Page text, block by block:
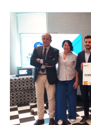
Torrejón
de
Ardoz
presenta
su
candidatura
para
convertirse